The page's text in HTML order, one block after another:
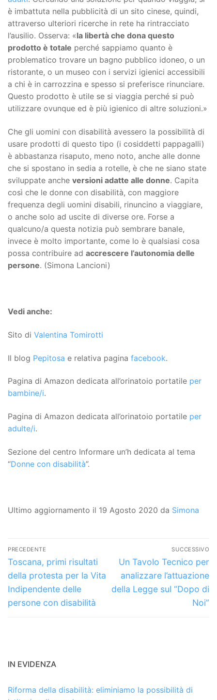
è imbattuta nella pubblicità di un sito cinese, quindi,
attraverso ulteriori ricerche in rete ha rintracciato
l’ausilio. Osserva: «la libertà che dona questo
prodotto è totale perché sappiamo quanto è
problematico trovare un bagno pubblico idoneo, o un
ristorante, o un museo con i servizi igienici accessibili
a chi è in carrozzina e spesso si preferisce rinunciare.
Questo prodotto è utile se si viaggia perché si può
utilizzare ovunque ed è più igienico di altre soluzioni.»
Che gli uomini con disabilità avessero la possibilità di
usare prodotti di questo tipo (i cosiddetti pappagalli)
è abbastanza risaputo, meno noto, anche alle donne
che si spostano in sedia a rotelle, è che ne siano state
sviluppate anche versioni adatte alle donne. Capita
così che le donne con disabilità, con maggiore
frequenza degli uomini disabili, rinuncino a viaggiare,
o anche solo ad uscite di diverse ore. Forse a
qualcuno/a questa notizia può sembrare banale,
invece è molto importante, come lo è qualsiasi cosa
possa contribuire ad accrescere l’autonomia delle
persone. (Simona Lancioni)
Vedi anche:
Sito di Valentina Tomirotti
Il blog Pepitosa e relativa pagina facebook.
Pagina di Amazon dedicata all’orinatoio portatile per
bambine/i.
Pagina di Amazon dedicata all’orinatoio portatile per
adulte/i.
Sezione del centro Informare un’h dedicata al tema
“Donne con disabilità”.
Ultimo aggiornamento il 19 Agosto 2020 da Simona
Navigazione
articoli
PRECEDENTE
Articolo
precedente:
Toscana, primi risultati
della protesta per la Vita
Indipendente delle
persone con disabilità
SUCCESSIVO
Articolo
successivo:
Un Tavolo Tecnico per
analizzare l’attuazione
della Legge sul “Dopo di
Noi”
IN EVIDENZA
Riforma della disabilità: eliminiamo la possibilità di